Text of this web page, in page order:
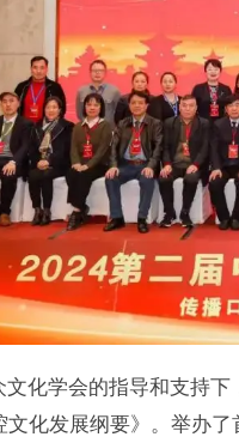
文化学会的指导和支持
文化发展纲要》。举办